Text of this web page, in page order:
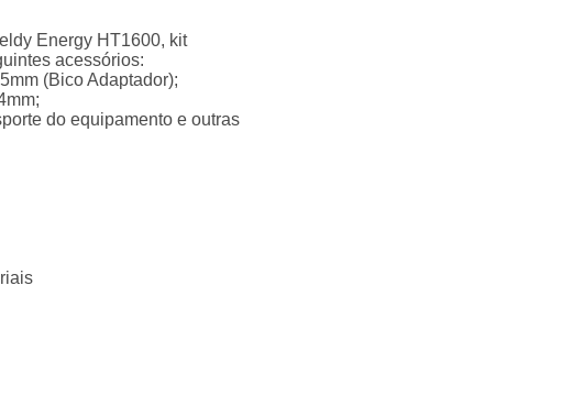
Energy HT1600, kit
acessórios:
(Bico Adaptador);
do equipamento e outras